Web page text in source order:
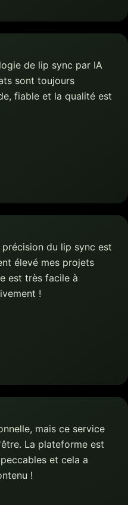
de lip sync par IA
sont toujours
fiable et la qualité est
du lip sync est
élevé mes projets
est très facile à
!
mais ce service
La plateforme est
et cela a
!